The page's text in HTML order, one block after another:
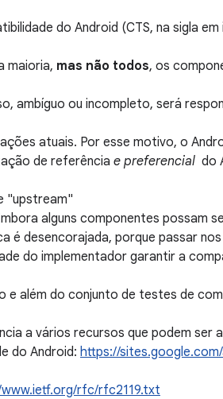
do Android (CTS, na sigla
maioria, mas não todos, os
ambíguo ou incompleto, será
atuais. Por esse motivo, o
de referência e preferencial do
"upstream"
alguns componentes possam
é desencorajada, porque passar
do implementador garantir a
e além do conjunto de testes de
a vários recursos que podem ser
do Android: https://
rfc/rfc2119.txt